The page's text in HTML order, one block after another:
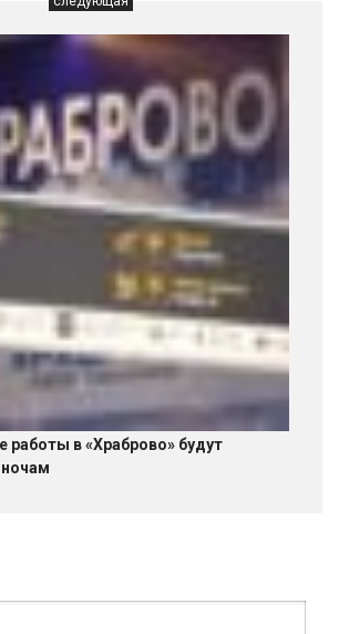
работы в «Храброво» будут